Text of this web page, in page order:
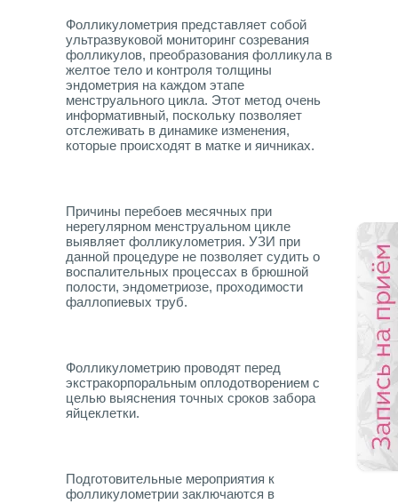
Фолликулометрия представляет собой
ультразвуковой мониторинг созревания
фолликулов, преобразования фолликула в
желтое тело и контроля толщины
эндометрия на каждом этапе
менструального цикла. Этот метод очень
информативный, поскольку позволяет
отслеживать в динамике изменения,
которые происходят в матке и яичниках.
Причины перебоев месячных при
нерегулярном менструальном цикле
выявляет фолликулометрия. УЗИ при
данной процедуре не позволяет судить о
воспалительных процессах в брюшной
полости, эндометриозе, проходимости
фаллопиевых труб.
Фолликулометрию проводят перед
экстракорпоральным оплодотворением с
целью выяснения точных сроков забора
яйцеклетки.
Подготовительные мероприятия к
фолликулометрии заключаются в